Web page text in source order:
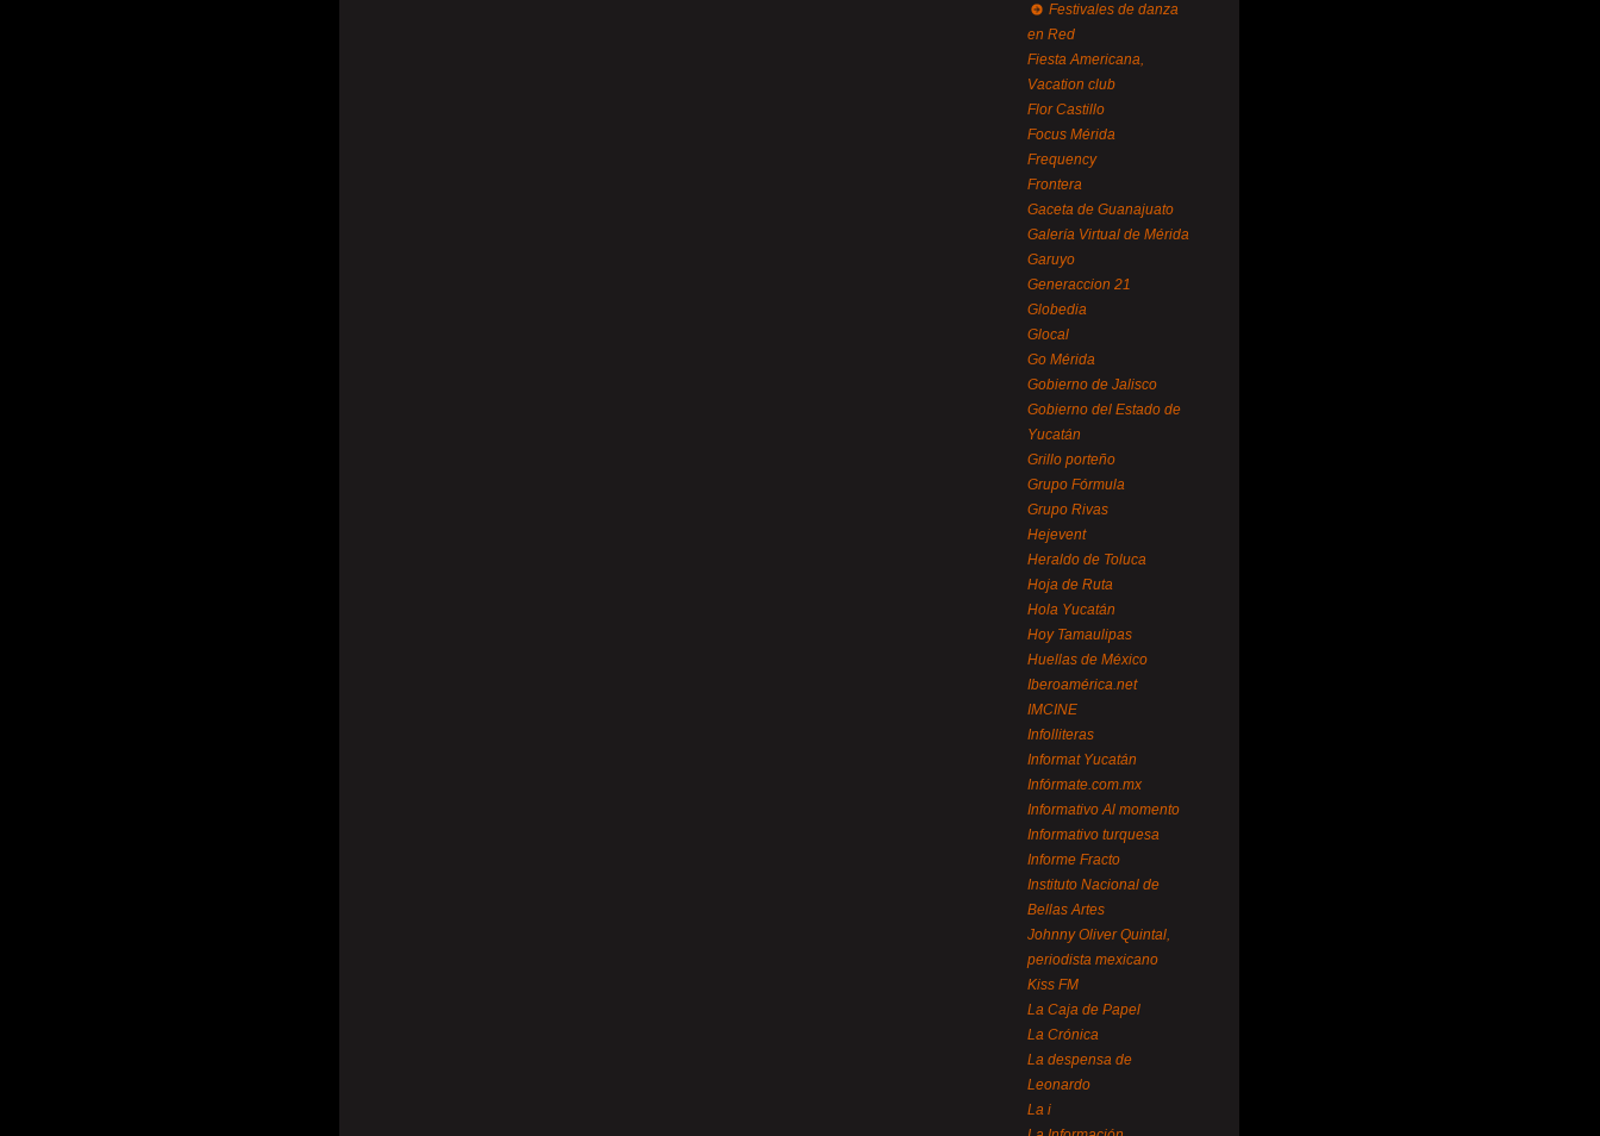
Festivales de danza
en Red
Fiesta Americana,
Vacation club
Flor Castillo
Focus Mérida
Frequency
Frontera
Gaceta de Guanajuato
Galería Virtual de Mérida
Garuyo
Generaccion 21
Globedia
Glocal
Go Mérida
Gobierno de Jalisco
Gobierno del Estado de
Yucatán
Grillo porteño
Grupo Fórmula
Grupo Rivas
Hejevent
Heraldo de Toluca
Hoja de Ruta
Hola Yucatán
Hoy Tamaulipas
Huellas de México
Iberoamérica.net
IMCINE
Infolliteras
Informat Yucatán
Infórmate.com.mx
Informativo Al momento
Informativo turquesa
Informe Fracto
Instituto Nacional de
Bellas Artes
Johnny Oliver Quintal,
periodista mexicano
Kiss FM
La Caja de Papel
La Crónica
La despensa de
Leonardo
La i